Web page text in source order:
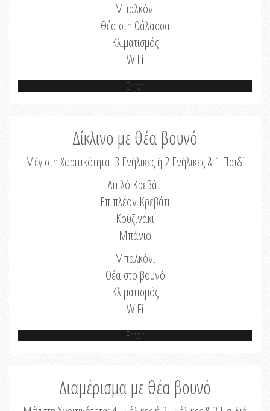
Μπαλκόνι
Θέα στη θάλασσα
Κλιματισμός
WiFi
Error
Δίκλινο με θέα βουνό
Μέγιστη Χωριτικότητα: 3 Ενήλικες ή 2 Ενήλικες & 1 Παιδί
Διπλό Κρεβάτι
Επιπλέον Κρεβάτι
Κουζινάκι
Μπάνιο
Μπαλκόνι
Θέα στο βουνό
Κλιματισμός
WiFi
Error
Διαμέρισμα με θέα βουνό